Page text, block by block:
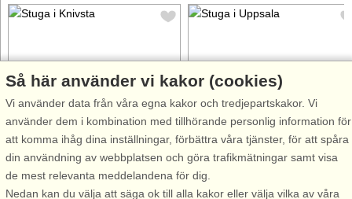
Stugnr: 64263
Knivsta
5 personer, 92 m²
240 m till sjö/hav:.
Njut av en härlig semester i
Stugnr: 54681
Uppsala
4 personer, 45 m²
1,3 km till sjö/hav:.
Välkomna till en charmig stuga
Så här använder vi kakor (cookies)
Vi använder data från våra egna kakor och tredjepartskakor. Vi
använder dem i kombination med tillhörande personlig information för
att komma ihåg dina inställningar, förbättra våra tjänster, för att spåra
din användning av webbplatsen och göra trafikmätningar samt visa
de mest relevanta meddelandena för dig.
Nedan kan du välja att säga ok till alla kakor eller välja vilka av våra